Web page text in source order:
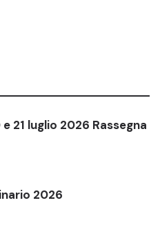
21 luglio 2026 Rassegna
2026